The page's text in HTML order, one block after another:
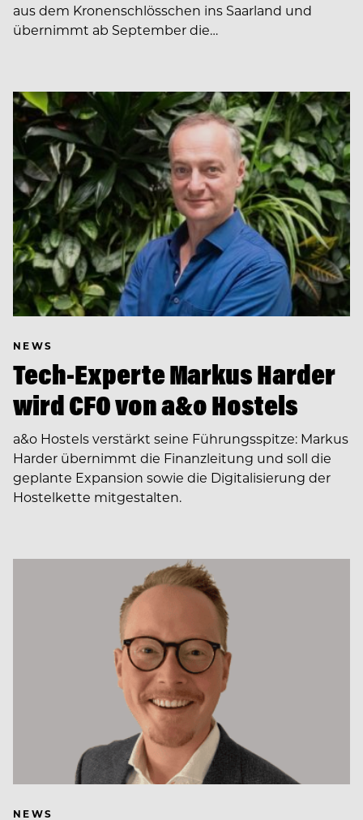
aus dem Kronenschlösschen ins Saarland und
übernimmt ab September die…
NEWS
Tech-Experte Markus Harder
wird CFO von a&o Hostels
a&o Hostels verstärkt seine Führungsspitze: Markus
Harder übernimmt die Finanzleitung und soll die
geplante Expansion sowie die Digitalisierung der
Hostelkette mitgestalten.
NEWS